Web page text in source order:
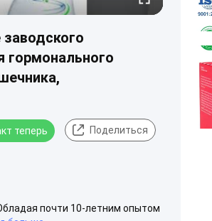
гормонального
теперь Поделиться
почти 10-летним опытом